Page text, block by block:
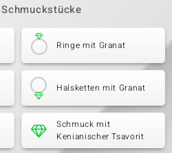
Ringe mit Granat
Halsketten mit Granat
Schmuck mit
Kenianischer Tsavorit